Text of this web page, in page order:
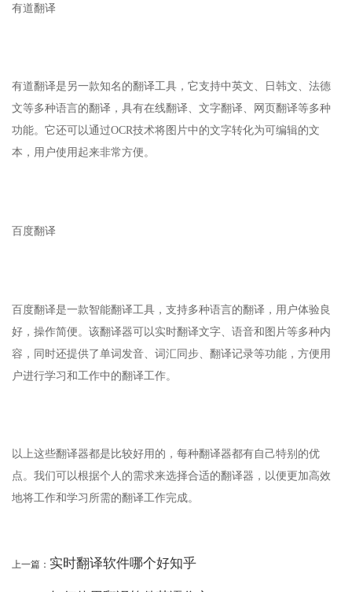
有道翻译
有道翻译是另一款知名的翻译工具，它支持中英文、日韩文、法德
文等多种语言的翻译，具有在线翻译、文字翻译、网页翻译等多种
功能。它还可以通过OCR技术将图片中的文字转化为可编辑的文
本，用户使用起来非常方便。
百度翻译
百度翻译是一款智能翻译工具，支持多种语言的翻译，用户体验良
好，操作简便。该翻译器可以实时翻译文字、语音和图片等多种内
容，同时还提供了单词发音、词汇同步、翻译记录等功能，方便用
户进行学习和工作中的翻译工作。
以上这些翻译器都是比较好用的，每种翻译器都有自己特别的优
点。我们可以根据个人的需求来选择合适的翻译器，以便更加高效
地将工作和学习所需的翻译工作完成。
上一篇： 实时翻译软件哪个好知乎